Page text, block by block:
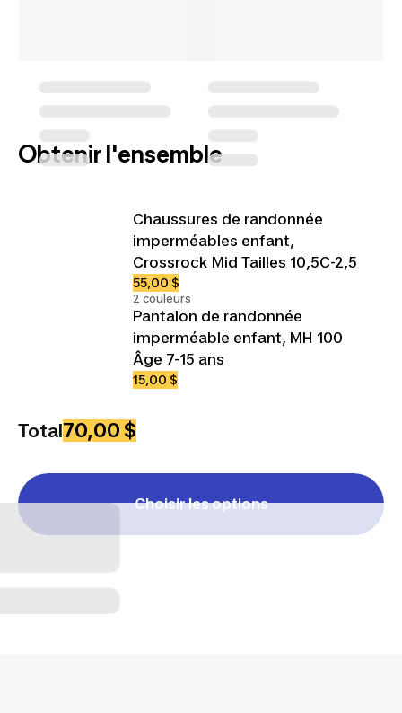
Obtenir l'ensemble
Chaussures de randonnée
imperméables enfant,
Crossrock Mid Tailles 10,5C-2,5
55,00 $
2 couleurs
Pantalon de randonnée
imperméable enfant, MH 100
Âge 7-15 ans
15,00 $
Total70,00 $
Choisir les options